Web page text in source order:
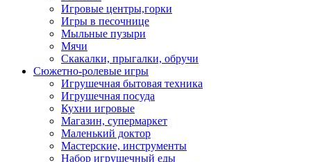
Игровые центры,горки
Игры в песочнице
Мыльные пузыри
Мячи
Скакалки, прыгалки, обручи
Сюжетно-ролевые игры
Игрушечная бытовая техника
Игрушечная посуда
Кухни игровые
Магазин, супермаркет
Маленький доктор
Мастерские, инструменты
Набор игрушечный еды